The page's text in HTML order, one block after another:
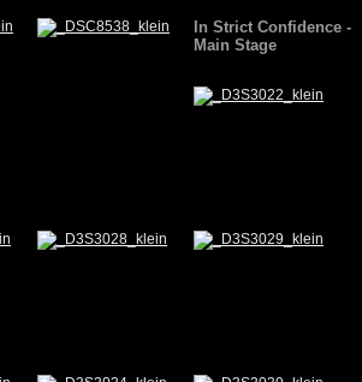
In Strict Confidence -
Main Stage